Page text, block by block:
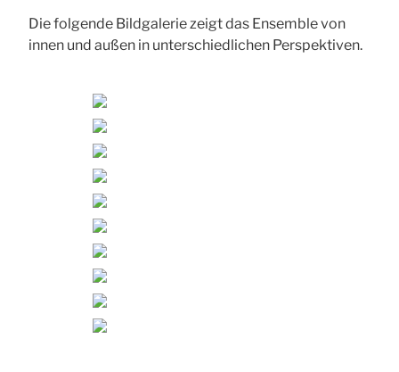
Die folgende Bildgalerie zeigt das Ensemble von
innen und außen in unterschiedlichen Perspektiven.